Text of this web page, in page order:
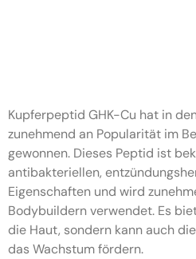
Kupferpeptid GHK-Cu hat in
zunehmend an Popularität im
gewonnen. Dieses Peptid ist
antibakteriellen,
Eigenschaften und wird
Bodybuildern verwendet. Es
die Haut, sondern kann auch
das Wachstum fördern.